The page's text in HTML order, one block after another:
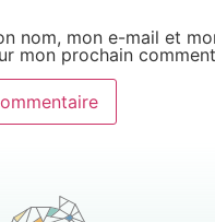
nom, mon e-mail et
mon prochain